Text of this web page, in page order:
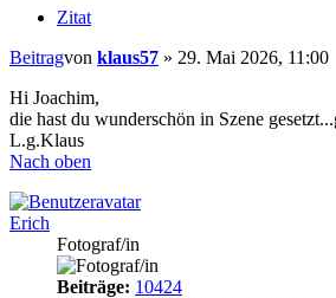
Zitat
Beitragvon klaus57 » 29. Mai 2026, 11:00
Hi Joachim,
die hast du wunderschön in Szene
L.g.Klaus
Nach oben
Erich
Fotograf/in
Beiträge: 10424